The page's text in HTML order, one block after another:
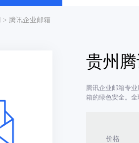
> 腾讯企业邮箱
贵州
腾讯企业邮箱专
箱的绿色安全。
价格